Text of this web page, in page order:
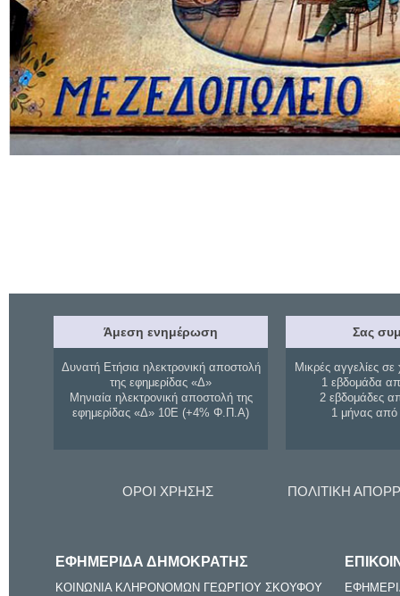
Άμεση ενημέρωση
Δυνατή Ετήσια ηλεκτρονική αποστολή
της εφημερίδας «Δ»
Μηνιαία ηλεκτρονική αποστολή της
εφημερίδας «Δ» 10Ε (+4% Φ.Π.Α)
Σας
Μικρές αγγελίες σε
1 εβδομάδα
2 εβδομάδες
1 μήνας
ΟΡΟΙ ΧΡΗΣΗΣ ΠΟΛΙΤΙΚΗ
ΕΦΗΜΕΡΙΔΑ ΔΗΜΟΚΡΑΤΗΣ
ΚΟΙΝΩΝΙΑ ΚΛΗΡΟΝΟΜΩΝ ΓΕΩΡΓΙΟΥ ΣΚΟΥΦΟΥ